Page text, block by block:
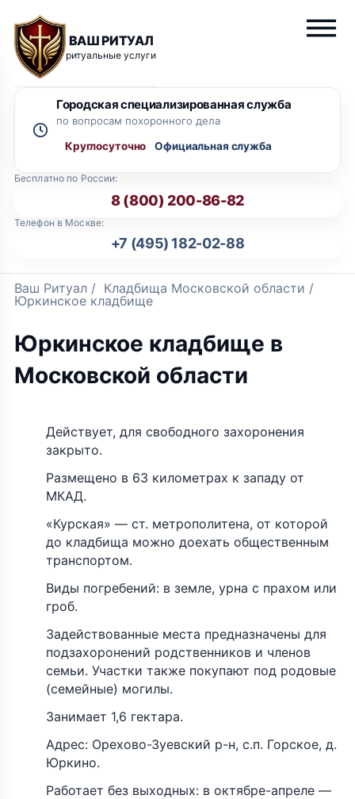
ВАШ РИТУАЛ
ритуальные услуги
Бесплатно по России:
8 (800) 200-86-82
Телефон в Москве:
+7 (495) 182-02-88
Городская специализированная служба
по вопросам похоронного дела
Круглосуточно
Ваш Ритуал / Кладбища Московской области /
Юркинское кладбище
Юркинское кладбище в
Московской области
Действует, для свободного захоронения
закрыто.
Размещено в 63 километрах к западу от
МКАД.
«Курская» — ст. метрополитена, от которой
до кладбища можно доехать общественным
транспортом.
Виды погребений: в земле, урна с прахом или
гроб.
Задействованные места предназначены для
подзахоронений родственников и членов
семьи. Участки также покупают под родовые
(семейные) могилы.
Занимает 1,6 гектара.
Адрес: Орехово-Зуевский р-н, с.п. Горское, д.
Юркино.
Работает без выходных: в октябре-апреле —